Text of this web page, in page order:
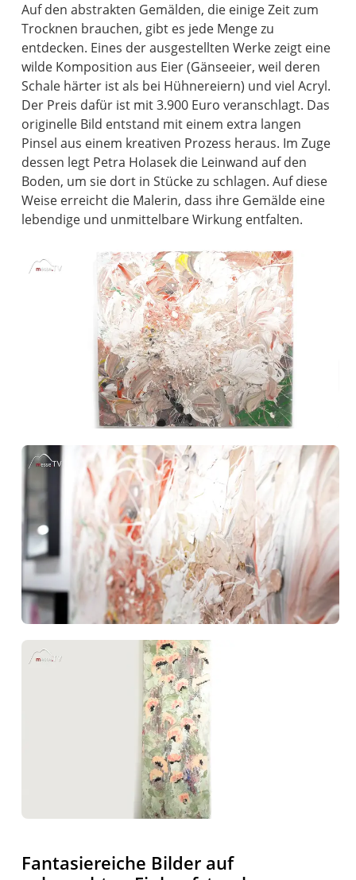
Auf den abstrakten Gemälden, die einige Zeit zum
Trocknen brauchen, gibt es jede Menge zu
entdecken. Eines der ausgestellten Werke zeigt eine
wilde Komposition aus Eier (Gänseeier, weil deren
Schale härter ist als bei Hühnereiern) und viel Acryl.
Der Preis dafür ist mit 3.900 Euro veranschlagt. Das
originelle Bild entstand mit einem extra langen
Pinsel aus einem kreativen Prozess heraus. Im Zuge
dessen legt Petra Holasek die Leinwand auf den
Boden, um sie dort in Stücke zu schlagen. Auf diese
Weise erreicht die Malerin, dass ihre Gemälde eine
lebendige und unmittelbare Wirkung entfalten.
Fantasiereiche Bilder auf